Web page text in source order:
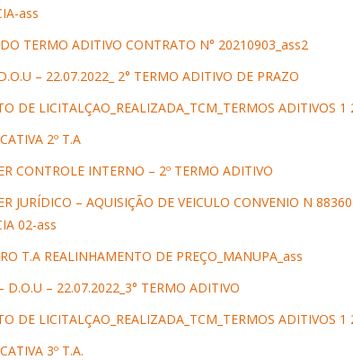
ass
TERMO ADITIVO CONTRATO N° 20210903_ass2
– 22.07.2022_ 2° TERMO ADITIVO DE PRAZO
DE LICITALÇAO_REALIZADA_TCM_TERMOS ADITIVOS 1
2º T.A
CONTROLE INTERNO – 2º TERMO ADITIVO
JURÍDICO – AQUISIÇÃO DE VEICULO CONVENIO N
02-ass
T.A REALINHAMENTO DE PREÇO_MANUPA_ass
D.O.U – 22.07.2022_3° TERMO ADITIVO
DE LICITALÇAO_REALIZADA_TCM_TERMOS ADITIVOS 1
3º T.A.